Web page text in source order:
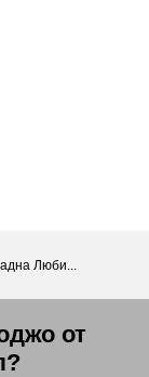
Люби...
от